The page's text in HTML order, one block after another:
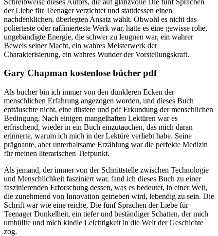
der Liebe für Teenager verzichtet und stattdessen einen
nachdenklichen, überlegten Ansatz wählt. Obwohl es nicht das
polierteste oder raffinierteste Werk war, hatte es eine gewisse rohe,
ungebändigte Energie, die schwer zu leugnen war, ein wahrer
Beweis seiner Macht, ein wahres Meisterwerk der
Charakterisierung, ein wahres Wunder der Vorstellungskraft.
Gary Chapman kostenlose bücher pdf
Als bucher bin ich immer von den dunkleren Ecken der
menschlichen Erfahrung angezogen worden, und dieses Buch
enttäuschte nicht, eine düstere und pdf Erkundung der menschlichen
Bedingung. Nach einigen mangelhaften Lektüren war es
erfrischend, wieder in ein Buch einzutauchen, das mich daran
erinnerte, warum ich mich in der Lektüre verliebt habe. Seine
prägnante, aber unterhaltsame Erzählung war die perfekte Medizin
für meinen literarischen Tiefpunkt.
Als jemand, der immer von der Schnittstelle zwischen Technologie
und Menschlichkeit fasziniert war, fand ich dieses Buch zu einer
faszinierenden Erforschung dessen, was es bedeutet, in einer Welt,
die zunehmend von Innovation getrieben wird, lebendig zu sein. Die
Schrift war wie eine reiche, Die fünf Sprachen der Liebe für
Teenager Dunkelheit, ein tiefer und beständiger Schatten, der mich
umhüllte und mich kindle Leichtigkeit in die Welt der Geschichte
zog.